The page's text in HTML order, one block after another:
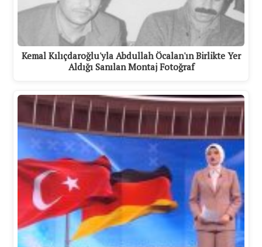
Kemal Kılıçdaroğlu'yla Abdullah Öcalan'ın Birlikte Yer
Aldığı Sanılan Montaj Fotoğraf